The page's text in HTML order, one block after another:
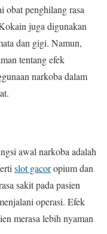
obat penghilang rasa
juga digunakan
dan gigi. Namun,
tentang efek
narkoba dalam
awal narkoba adalah
slot gacoropium dan
sakit pada pasien
operasi. Efek
merasa lebih nyaman